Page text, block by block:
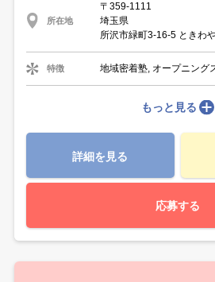
所在地
〒359-1111
埼玉県
所沢市緑町3-16-5 ときわ
特徴 地域密着塾, オープニング
もっと見る
詳細を見る
応募する